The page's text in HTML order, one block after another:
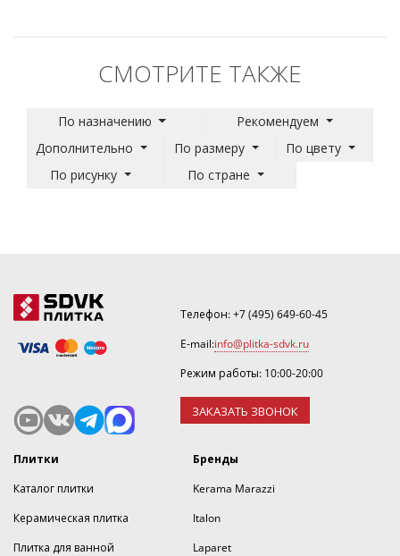
СМОТРИТЕ ТАКЖЕ
По назначению
Рекомендуем
Дополнительно
По размеру
По цвету
По рисунку
По стране
Телефон:+7 (495) 649-60-45
E-mail:info@plitka-sdvk.ru
Режим работы: 10:00-20:00
ЗАКАЗАТЬ ЗВОНОК
Плитки
Каталог плитки
Керамическая плитка
Плитка для ванной
Бренды
Kerama Marazzi
Italon
Laparet